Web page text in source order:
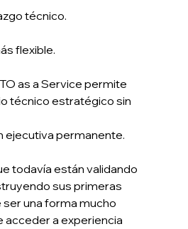
técnico.
flexible.
as a Service permite
técnico estratégico sin
ejecutiva permanente.
todavía están validando
sus primeras
una forma mucho
acceder a experiencia